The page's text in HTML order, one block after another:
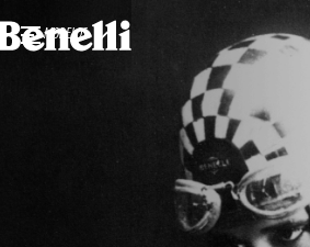
MODELOS